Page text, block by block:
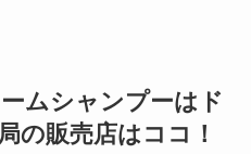
ムシャンプーはド
の販売店はココ！